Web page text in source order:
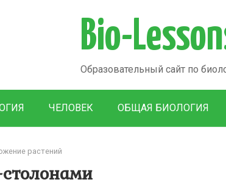
Bio-
Образовательный сайт по
ЧЕЛОВЕК ОБЩАЯ БИОЛОГИЯ
растений